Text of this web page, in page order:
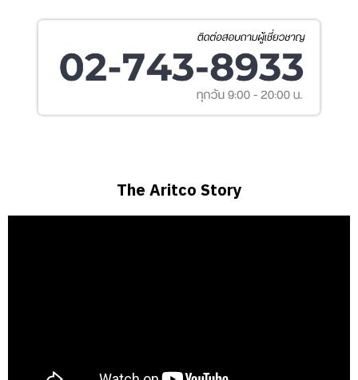
The Aritco Story